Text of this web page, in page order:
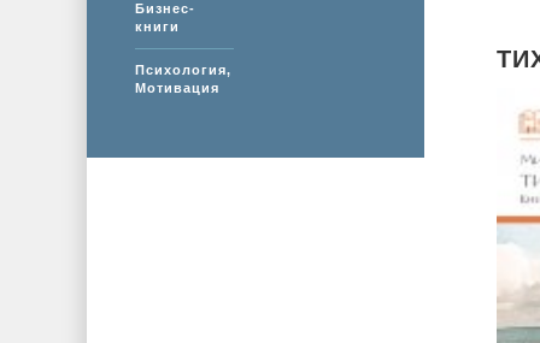
Бизнес-
книги
Психология,
Мотивация